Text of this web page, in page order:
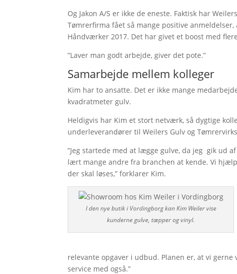
Og Jakon A/S er ikke de eneste. Faktisk har
Tømrerfirma fået så mange positive
Håndværker 2017. Det har givet et boost med
”Laver man godt arbejde, giver det pote.”
Samarbejde mellem kolleger
Kim har to ansatte. Det er ikke mange
kvadratmeter gulv.
Heldigvis har Kim et stort netværk, så dygtige
underleverandører til Weilers Gulv og
”Jeg startede med at lægge gulve, da jeg gik ud
lært mange andre fra branchen at kende. Vi
der skal løses,” forklarer Kim.
I den nye butik i Vordingborg kan Kim Weiler vise
kunderne gulve, tæpper og vinyl.
relevante opgaver i udbud. Planen er, at vi
service med også.”